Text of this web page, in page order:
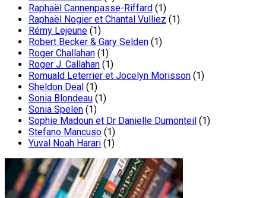
Raphaël Cannenpasse-Riffard (1)
Raphaël Nogier et Chantal Vulliez (1)
Rémy Lejeune (1)
Robert Becker & Gary Selden (1)
Roger Challahan (1)
Roger J. Callahan (1)
Romuald Leterrier et Jocelyn Morisson (1)
Sheldon Deal (1)
Sonia Blondeau (1)
Sonia Spelen (1)
Sophie Madoun et Dr Danielle Dumonteil (1)
Stefano Mancuso (1)
Yuval Noah Harari (1)